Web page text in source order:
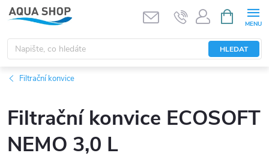
Přejít
na
obsah
HLEDAT
NÁKUPNÍ
KOŠÍK
Filtrační konvice
Filtrační konvice ECOSOFT
NEMO 3,0 L